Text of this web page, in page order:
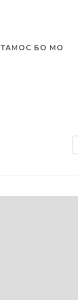
ТАМОС БО МО